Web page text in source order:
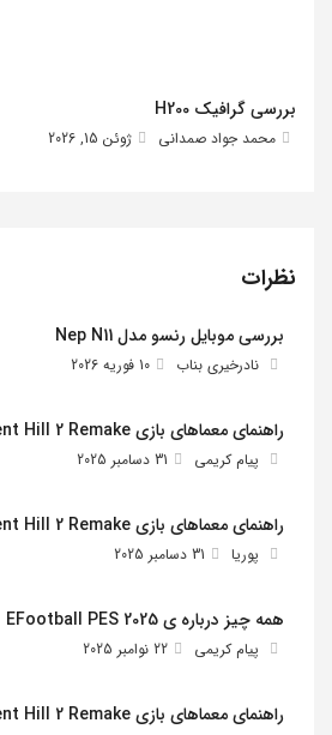
بررسی گرافیک H200
محمد جواد صمدانی ژوئن 15, 2026
نظرات
بررسی موبایل رنسو مدل Nep N11
نادرخیری بناب 10 فوریه 2026
راهنمای معماهای بازی Silent Hill 2 Remake
پیام کریمی 31 دسامبر 2025
راهنمای معماهای بازی Silent Hill 2 Remake
پوریا 31 دسامبر 2025
همه چیز درباره ی EFootball PES 2025
پیام کریمی 22 نوامبر 2025
راهنمای معماهای بازی Silent Hill 2 Remake